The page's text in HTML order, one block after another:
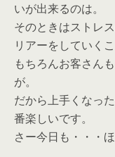
いが出来るのは。
そのときはストレ
リアーをしていく
もちろんお客さん
が。
だから上手くなっ
番楽しいです。
さー今日も・・・